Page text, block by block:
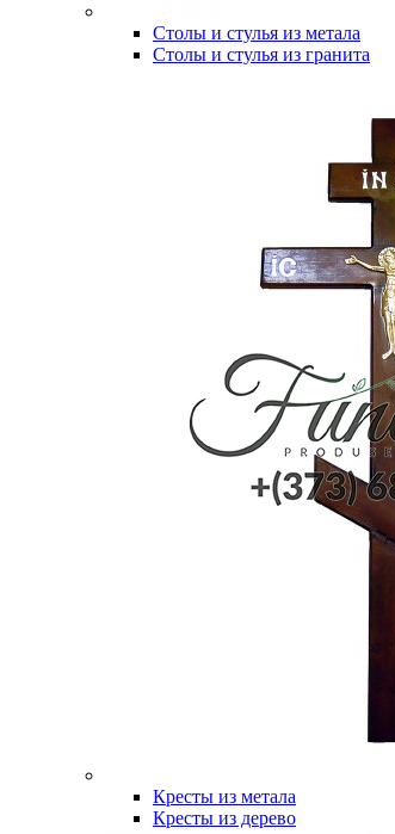
Столы и стулья из метала
Столы и стулья из гранита
Кресты из метала
Кресты из дерево